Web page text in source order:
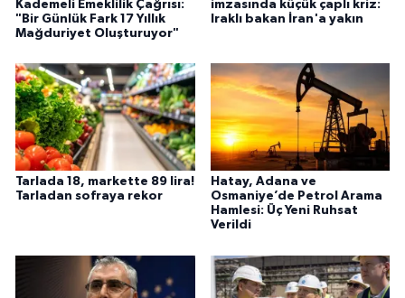
Kademeli Emeklilik Çağrısı:
"Bir Günlük Fark 17 Yıllık
Mağduriyet Oluşturuyor"
imzasında küçük çaplı kriz:
Iraklı bakan İran'a yakın
Tarlada 18, markette 89 lira!
Tarladan sofraya rekor
Hatay, Adana ve
Osmaniye’de Petrol Arama
Hamlesi: Üç Yeni Ruhsat
Verildi